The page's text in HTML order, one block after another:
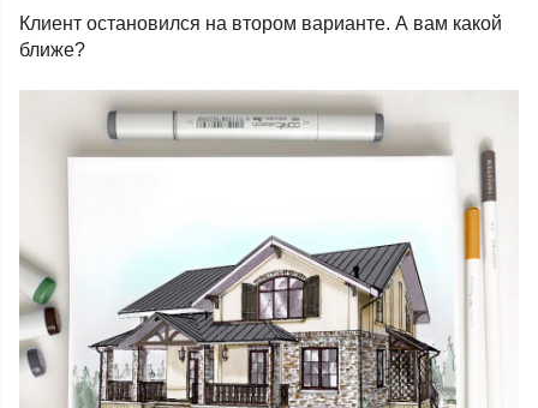
Клиент остановился на втором варианте. А вам какой
ближе?